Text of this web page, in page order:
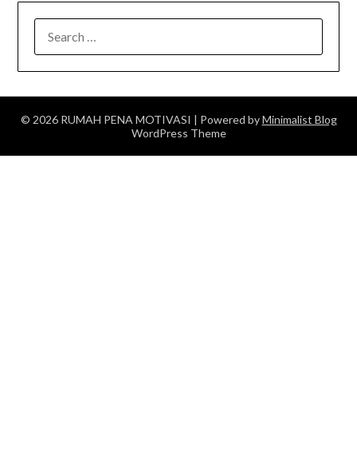
FOR:
© 2026 RUMAH PENA MOTIVASI | Powered byMinimalist Blog
WordPress Theme